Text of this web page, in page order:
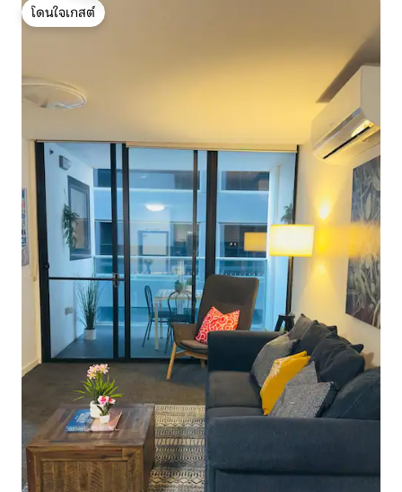
โดนใจเกสต์
โดนใจเกสต์